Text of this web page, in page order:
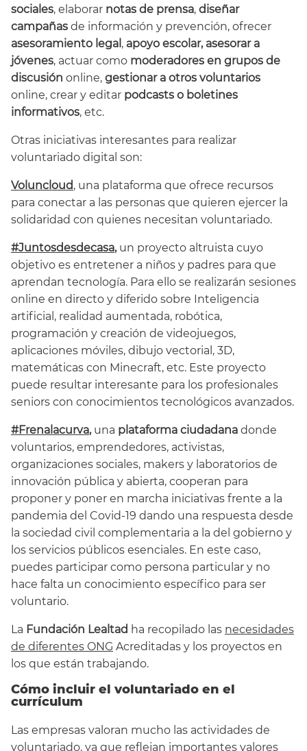
sociales, elaborar notas de prensa, diseñar
campañas de información y prevención, ofrecer
asesoramiento legal , apoyo escolar, asesorar a
jóvenes, actuar como moderadores en grupos de
discusión online, gestionar a otros voluntarios
online, crear y editar podcasts o boletines
informativos, etc.
Otras iniciativas interesantes para realizar
voluntariado digital son:
Voluncloud, una plataforma que ofrece recursos
para conectar a las personas que quieren ejercer la
solidaridad con quienes necesitan voluntariado.
#Juntosdesdecasa, un proyecto altruista cuyo
objetivo es entretener a niños y padres para que
aprendan tecnología. Para ello se realizarán sesiones
online en directo y diferido sobre Inteligencia
artificial, realidad aumentada, robótica,
programación y creación de videojuegos,
aplicaciones móviles, dibujo vectorial, 3D,
matemáticas con Minecraft, etc. Este proyecto
puede resultar interesante para los profesionales
seniors con conocimientos tecnológicos avanzados.
#Frenalacurva, una plataforma ciudadana donde
voluntarios, emprendedores, activistas,
organizaciones sociales, makers y laboratorios de
innovación pública y abierta, cooperan para
proponer y poner en marcha iniciativas frente a la
pandemia del Covid-19 dando una respuesta desde
la sociedad civil complementaria a la del gobierno y
los servicios públicos esenciales. En este caso,
puedes participar como persona particular y no
hace falta un conocimiento específico para ser
voluntario.
La Fundación Lealtad ha recopilado las necesidades
de diferentes ONG Acreditadas y los proyectos en
los que están trabajando.
Cómo incluir el voluntariado en el
currículum
Las empresas valoran mucho las actividades de
voluntariado, ya que reflejan importantes valores